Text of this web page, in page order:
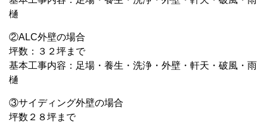
樋
②ALC外壁の場合
坪数：３２坪まで
基本工事内容：足場・養生・洗浄・外壁・軒天・破風・雨
樋
③サイディング外壁の場合
坪数２８坪まで